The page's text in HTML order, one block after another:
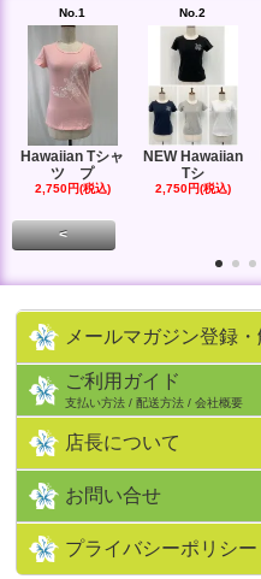
No.1
Hawaiian Tシャ
ツ プ
2,750円(税込)
No.2
NEW Hawaiian
Tシ
2,750円(税込)
<
メールマガジン登録
ご利用ガイド
支払い方法 / 配送方法 / 会社概要
店長について
お問い合せ
プライバシーポリシー